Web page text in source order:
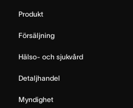
Produkt
Försäljning
Hälso- och sjukvård
Detaljhandel
Myndighet